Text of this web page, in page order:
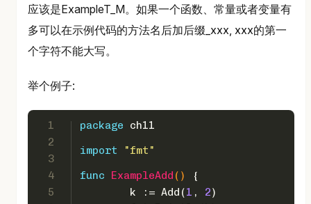
应该是ExampleT_M。如果一个函数、常量或者变量有
多可以在示例代码的方法名后加后缀_xxx, xxx的第一
个字符不能大写。
举个例子:
1
2
3
4
5
package ch11
import
"fmt"
func
ExampleAdd ()
{
	k := Add(
1 , 2)